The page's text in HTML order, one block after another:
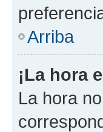
Arriba
¡La hora
La hora